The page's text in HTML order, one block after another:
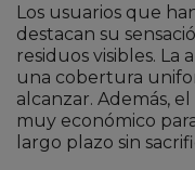
Los usuarios que
destacan su
residuos visibles. La
una cobertura
alcanzar. Además,
muy económico
largo plazo sin